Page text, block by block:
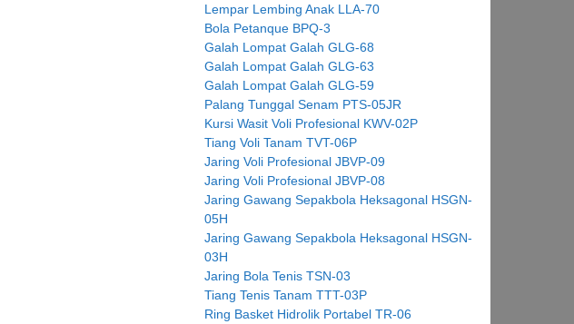
Lempar Lembing Anak LLA-70
Bola Petanque BPQ-3
Galah Lompat Galah GLG-68
Galah Lompat Galah GLG-63
Galah Lompat Galah GLG-59
Palang Tunggal Senam PTS-05JR
Kursi Wasit Voli Profesional KWV-02P
Tiang Voli Tanam TVT-06P
Jaring Voli Profesional JBVP-09
Jaring Voli Profesional JBVP-08
Jaring Gawang Sepakbola Heksagonal HSGN-
05H
Jaring Gawang Sepakbola Heksagonal HSGN-
03H
Jaring Bola Tenis TSN-03
Tiang Tenis Tanam TTT-03P
Ring Basket Hidrolik Portabel TR-06